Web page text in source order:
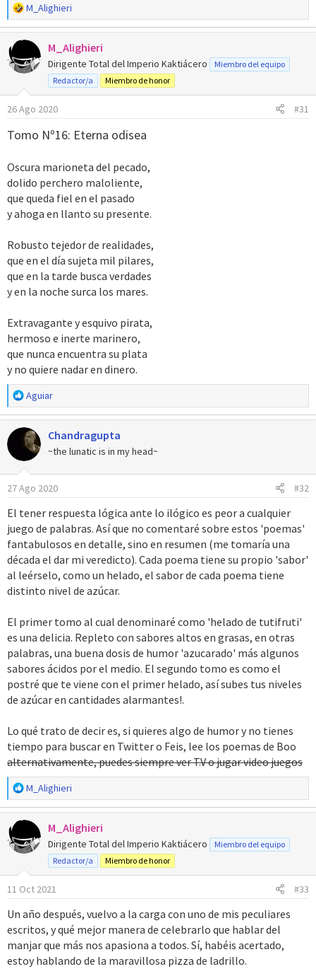
R
e
a
c
i
e
:
M_Alighieri
M_Alighieri
Dirigente Total del Imperio Kaktiácero
Miembro del equipo
Redactor/a
Miembro de honor
26 Ago 2020 #31
Tomo Nº16: Eterna odisea
Oscura marioneta del pecado,
dolido perchero maloliente,
que queda fiel en el pasado
y ahoga en llanto su presente.
Robusto tejedor de realidades,
que en el día sujeta mil pilares,
que en la tarde busca verdades
y en la noche surca los mares.
Extravagante y esquivo pirata,
hermoso e inerte marinero,
que nunca encuentra su plata
y no quiere nadar en dinero.
R
e
a
c
c
i
o
n
s
:
Aguiar
Chandragupta
~the lunatic is in my head~
27 Ago 2020 #32
El tener respuesta lógica ante lo ilógico es peor a cualquier
juego de palabras. Así que no comentaré sobre estos 'poemas'
fantabulosos en detalle, sino en resumen (me tomaría una
década el dar mi veredicto). Cada poema tiene su propio 'sabor'
al leérselo, como un helado, el sabor de cada poema tiene
distinto nivel de azúcar.
El primer tomo al cual denominaré como 'helado de tutifruti'
es una delicia. Repleto con sabores altos en grasas, en otras
palabras, una buena dosis de humor 'azucarado' más algunos
sabores ácidos por el medio. El segundo tomo es como el
postré que te viene con el primer helado, así subes tus niveles
de azúcar en cantidades alarmantes!.
Lo qué trato de decir es, si quieres algo de humor y no tienes
tiempo para buscar en Twitter o Feis, lee los poemas de Boo
alternativamente, puedes siempre ver T.V o jugar video juegos
R
e
a
c
i
e
s
:
M_Alighieri
M_Alighieri
Dirigente Total del Imperio Kaktiácero
Miembro del equipo
Redactor/a
Miembro de honor
11 Oct 2021 #33
Un año después, vuelvo a la carga con uno de mis peculiares
escritos, y qué mejor manera de celebrarlo que hablar del
manjar que más nos apasiona a todos. Sí, habéis acertado,
estoy hablando de la maravillosa pizza de ladrillo.